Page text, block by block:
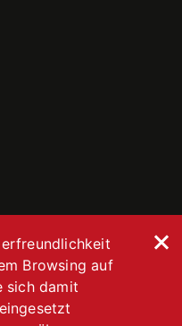
Browsing auf
sich damit